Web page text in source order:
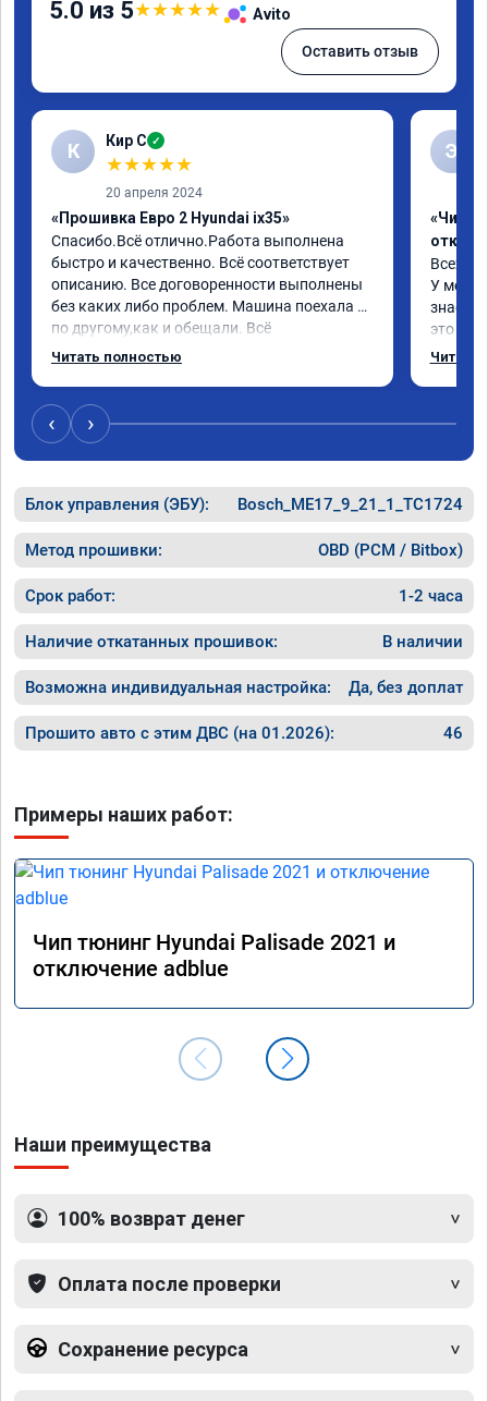
5.0 из 5★★★★★ Avito
Оставить отзыв
К Кир С ✓
★★★★★
20 апреля 2024
«Прошивка Евро 2 Hyundai ix35»
Спасибо.Всё отлично.Работа выполнена
быстро и качественно. Всё соответствует
описанию. Все договоренности выполнены
без каких либо проблем. Машина поехала
по другому,как и обещали. Всё
понравилось. Рекомендую данную
Читать полностью
Э
«Чип
Всех
У меня
знает
это
газов,
как
Машина
ничего
сразу.
В
пути!
Читать
‹ ›
Блок управления (ЭБУ): Bosch_ME17_9_21_1_TC1724
Метод прошивки: OBD (PCM / Bitbox)
Срок работ: 1-2 часа
Наличие откатанных прошивок: В наличии
Возможна индивидуальная настройка: Да, без доплат
Прошито авто с этим ДВС (на 01.2026): 46
Примеры наших работ:
Чип тюнинг Hyundai Palisade 2021 и
отключение adblue
Наши преимущества
100% возврат денег
Оплата после проверки
Сохранение ресурса